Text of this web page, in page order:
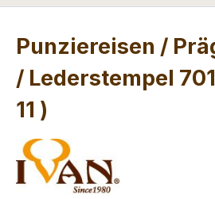
Punziereisen /
/ Lederstempel
11 )